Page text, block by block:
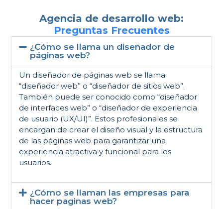
Agencia de desarrollo web:
Preguntas Frecuentes
¿Cómo se llama un diseñador de
páginas web?
Un diseñador de páginas web se llama
“diseñador web” o “diseñador de sitios web”.
También puede ser conocido como “diseñador
de interfaces web” o “diseñador de experiencia
de usuario (UX/UI)”. Estos profesionales se
encargan de crear el diseño visual y la estructura
de las páginas web para garantizar una
experiencia atractiva y funcional para los
usuarios.
¿Cómo se llaman las empresas para
hacer paginas web?